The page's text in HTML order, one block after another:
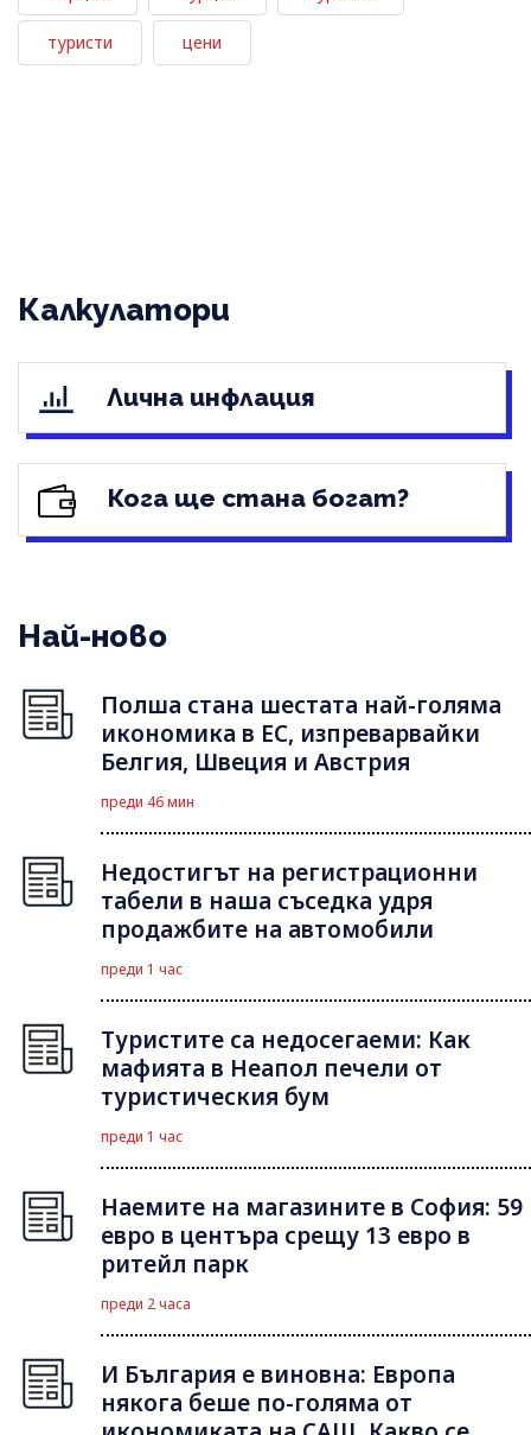
туристи цени
Калкулатори
Лична инфлация
Кога ще стана богат?
Най-ново
Полша стана шестата най-голяма
икономика в ЕС, изпреварвайки
Белгия, Швеция и Австрия
преди 46 мин
Недостигът на регистрационни
табели в наша съседка удря
продажбите на автомобили
преди 1 час
Туристите са недосегаеми: Как
мафията в Неапол печели от
туристическия бум
преди 1 час
Наемите на магазините в София: 59
евро в центъра срещу 13 евро в
ритейл парк
преди 2 часа
И България е виновна: Европа
някога беше по-голяма от